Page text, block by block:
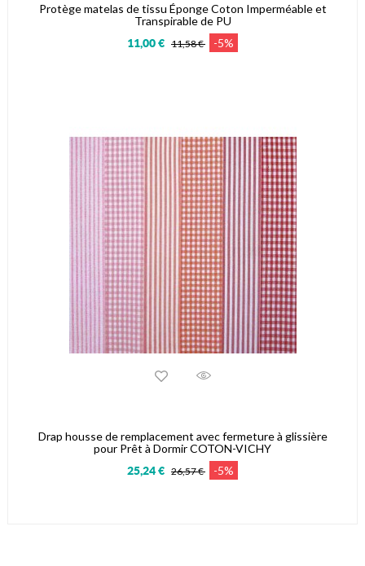
Protège matelas de tissu Éponge Coton Imperméable et
Transpirable de PU
11,00 € 11,58 € -5%
Drap housse de remplacement avec fermeture à glissière
pour Prêt à Dormir COTON-VICHY
25,24 € 26,57 € -5%